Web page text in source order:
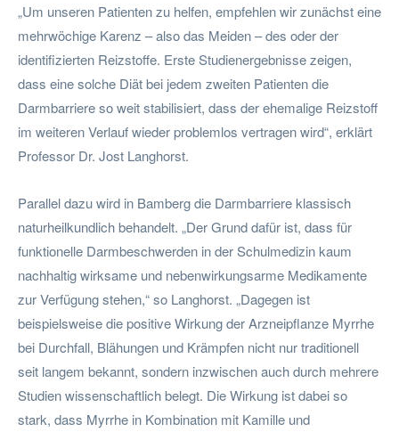
„Um unseren Patienten zu helfen, empfehlen wir zunächst eine
mehrwöchige Karenz – also das Meiden – des oder der
identifizierten Reizstoffe. Erste Studienergebnisse zeigen,
dass eine solche Diät bei jedem zweiten Patienten die
Darmbarriere so weit stabilisiert, dass der ehemalige Reizstoff
im weiteren Verlauf wieder problemlos vertragen wird“, erklärt
Professor Dr. Jost Langhorst.
Parallel dazu wird in Bamberg die Darmbarriere klassisch
naturheilkundlich behandelt. „Der Grund dafür ist, dass für
funktionelle Darmbeschwerden in der Schulmedizin kaum
nachhaltig wirksame und nebenwirkungsarme Medikamente
zur Verfügung stehen,“ so Langhorst. „Dagegen ist
beispielsweise die positive Wirkung der Arzneipflanze Myrrhe
bei Durchfall, Blähungen und Krämpfen nicht nur traditionell
seit langem bekannt, sondern inzwischen auch durch mehrere
Studien wissenschaftlich belegt. Die Wirkung ist dabei so
stark, dass Myrrhe in Kombination mit Kamille und